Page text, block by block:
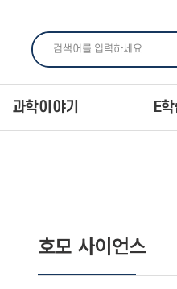
과학이야기 E
호모 사이언스